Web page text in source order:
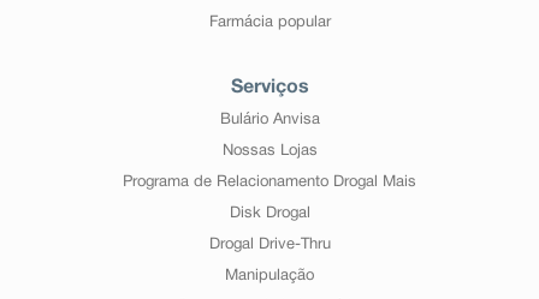
Farmácia popular
Serviços
Bulário Anvisa
Nossas Lojas
Programa de Relacionamento Drogal Mais
Disk Drogal
Drogal Drive-Thru
Manipulação